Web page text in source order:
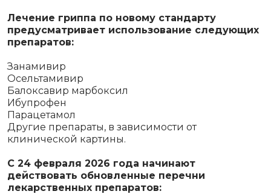
Лечение гриппа по новому стандарту
предусматривает использование следующих
препаратов:
Занамивир
Осельтамивир
Балоксавир марбоксил
Ибупрофен
Парацетамол
Другие препараты, в зависимости от
клинической картины.
С 24 февраля 2026 года начинают
действовать обновленные перечни
лекарственных препаратов: